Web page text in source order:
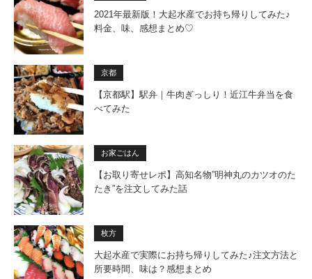
2021年最新版！大起水産でお持ち帰りしてみた♪
料金、味、感想まとめ♡
京都
【京都駅】駅弁｜牛肉ぎっしり！近江牛弁当を食
べてみた
お家ごはん
【お取り寄せレポ】高知名物”明神丸のカツオのた
たき”を注文してみた話
枚方
大起水産で実際にお持ち帰りしてみた♪注文方法と
所要時間、味は？感想まとめ